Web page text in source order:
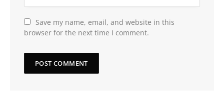
Save my name, email, and website in this
browser for the next time I comment.